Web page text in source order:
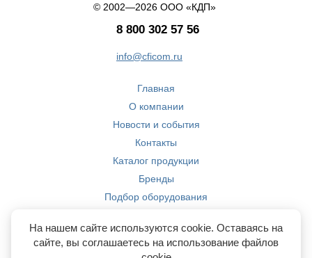
© 2002—2026 ООО «КДП»
8 800 302 57 56
info@cficom.ru
Главная
О компании
Новости и события
Контакты
Каталог продукции
Бренды
Подбор оборудования
Компетенции
На нашем сайте используются cookie. Оставаясь на
сайте, вы соглашаетесь на использование файлов